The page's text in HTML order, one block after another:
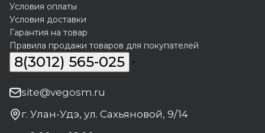
Условия оплаты
Условия доставки
Гарантия на товар
Правила продажи товаров для покупателей
8(3012) 565-025
site@vegosm.ru
г. Улан-Удэ, ул. Сахьяновой, 9/14